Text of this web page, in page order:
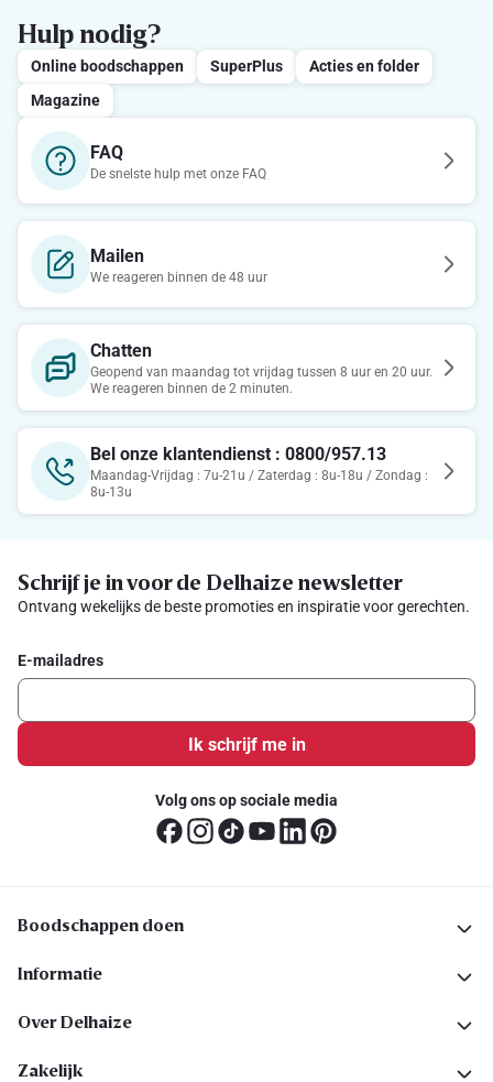
Hulp nodig?
Online boodschappen SuperPlus
Acties en folder
Magazine
FAQ
De snelste hulp met onze FAQ
Mailen
We reageren binnen de 48 uur
Chatten
Geopend van maandag tot vrijdag tussen 8 uur en 20 uur.
We reageren binnen de 2 minuten.
Bel onze klantendienst : 0800/957.13
Maandag-Vrijdag : 7u-21u / Zaterdag : 8u-18u / Zondag :
8u-13u
Schrijf je in voor de Delhaize newsletter
Ontvang wekelijks de beste promoties en inspiratie voor gerechten.
E-mailadres
Ik schrijf me in
Volg ons op sociale media
Boodschappen doen
Informatie
Over Delhaize
Zakelijk